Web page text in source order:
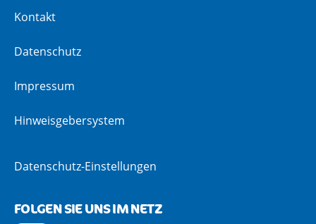
Kontakt
Datenschutz
Impressum
Hinweisgebersystem
Datenschutz-Einstellungen
FOLGEN SIE UNS IM NETZ